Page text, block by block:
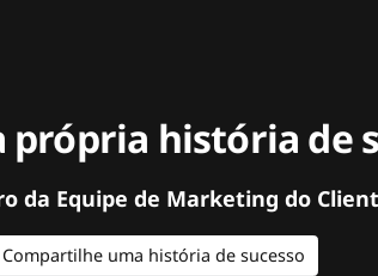
história de
da Equipe de Marketing do
Compartilhe uma história de sucesso